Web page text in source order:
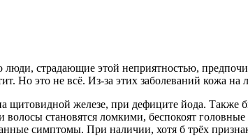
страдающие этой неприятностью,
это не всё. Из-за этих заболеваний кожа на
щитовидной железе, при дефиците йода. Также
становятся ломкими, беспокоят
симптомы. При наличии, хотя б трёх